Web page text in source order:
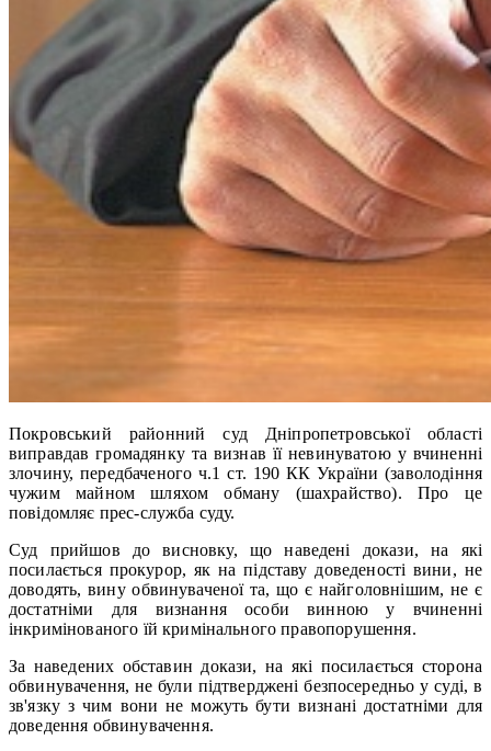
Покровський районний суд Дніпропетровської області
виправдав громадянку та визнав її невинуватою у вчиненні
злочину, передбаченого ч.1 ст. 190 КК України (заволодіння
чужим майном шляхом обману (шахрайство). Про це
повідомляє прес-служба суду.
Суд прийшов до висновку, що наведені докази, на які
посилається прокурор, як на підставу доведеності вини, не
доводять, вину обвинуваченої та, що є найголовнішим, не є
достатніми для визнання особи винною у вчиненні
інкримінованого їй кримінального правопорушення.
За наведених обставин докази, на які посилається сторона
обвинувачення, не були підтверджені безпосередньо у суді, в
зв'язку з чим вони не можуть бути визнані достатніми для
доведення обвинувачення.